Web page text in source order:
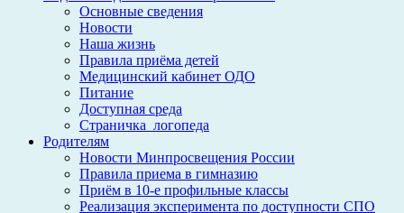
Основные сведения
Новости
Наша жизнь
Правила приёма детей
Медицинский кабинет ОДО
Питание
Доступная среда
Страничка_логопеда
Родителям
Новости Минпросвещения России
Правила приема в гимназию
Приём в 10-е профильные классы
Реализация эксперимента по доступности СПО